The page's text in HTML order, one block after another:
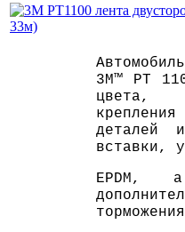
3M™ PT
цвета,
деталей
вставки,
ЕPDM,